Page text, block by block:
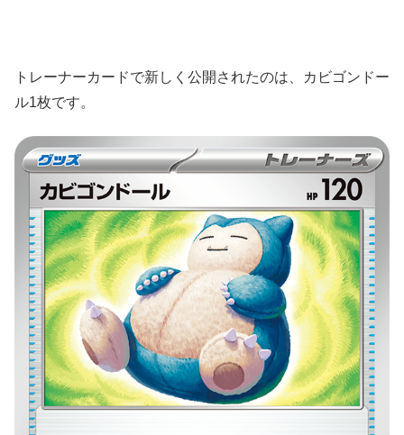
トレーナーカードで新しく公開されたのは、カビゴンドー
ル1枚です。